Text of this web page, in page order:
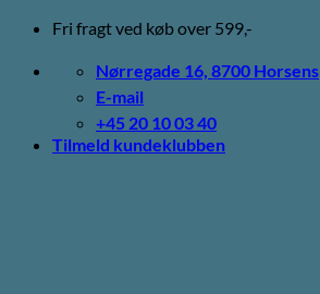
Fortsæt
indhold
Fri fragt ved køb over 599,-
Nørregade 16, 8700 Horsens
E-mail
+45 20 10 03 40
Tilmeld kundeklubben